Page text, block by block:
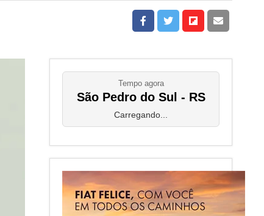
Tempo agora
São Pedro do Sul - RS
Carregando...